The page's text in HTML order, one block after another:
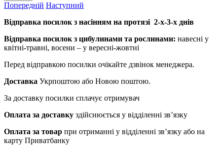
Попередній Наступний
Відправка посилок з насінням на протязі 2-х-3-х днів
Відправка посилок з цибулинами та рослинами: навесні у
квітні-травні, восени – у вересні-жовтні
Перед відправкою посилки очікайте дзвінок менеджера.
Доставка Укрпоштою або Новою поштою.
За доставку посилки сплачує отримувач
Оплата за доставку здійснюється у відділенні зв’язку
Оплата за товар при отриманні у відділенні зв’язку або на
карту Приватбанку